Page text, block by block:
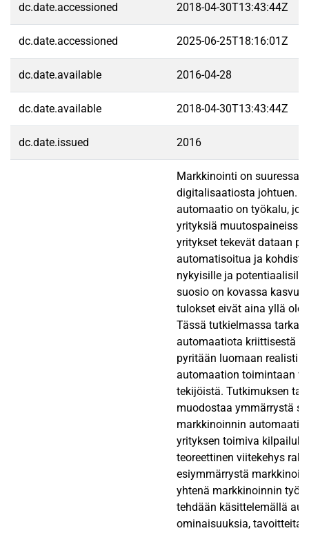
dc.date.accessioned 2018-04-30T13:43:44Z
dc.date.accessioned 2025-06-25T18:16:01Z
dc.date.available 2016-04-28
dc.date.available 2018-04-30T13:43:44Z
dc.date.issued 2016
Markkinointi on suuressa
digitalisaatiosta johtuen.
automaatio on työkalu,
yrityksiä muutospaineissa
yritykset tekevät dataan
automatisoitua ja
nykyisille ja
suosio on kovassa
tulokset eivät aina yllä
Tässä tutkielmassa
automaatiota kriittisestä
pyritään luomaan
automaation toimintaan
tekijöistä. Tutkimuksen
muodostaa ymmärrystä
markkinoinnin
yrityksen toimiva
teoreettinen viitekehys
esiymmärrystä
yhtenä markkinoinnin
tehdään käsittelemällä
ominaisuuksia, tavoitteita,